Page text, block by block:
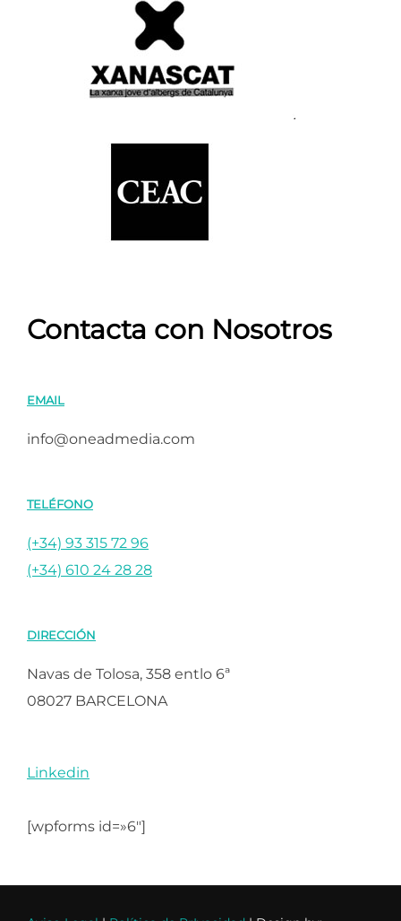
Contacta con Nosotros
EMAIL
info@oneadmedia.com
TELÉFONO
(+34) 93 315 72 96
(+34) 610 24 28 28
DIRECCIÓN
Navas de Tolosa, 358 entlo 6ª
08027 BARCELONA
Linkedin
[wpforms id=»6″]